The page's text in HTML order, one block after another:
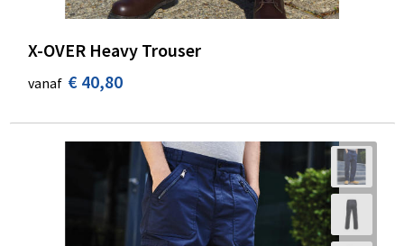
X-OVER Heavy Trouser
vanaf € 40,80